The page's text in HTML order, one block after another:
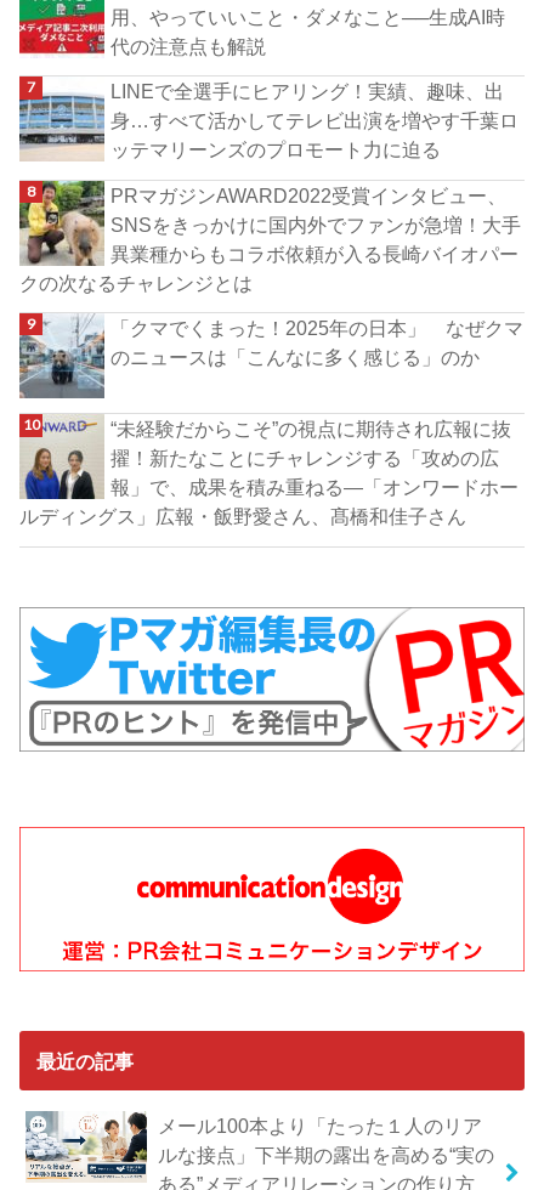
用、やっていいこと・ダメなこと──生成AI時
代の注意点も解説
LINEで全選手にヒアリング！実績、趣味、出
身…すべて活かしてテレビ出演を増やす千葉ロ
ッテマリーンズのプロモート力に迫る
PRマガジンAWARD2022受賞インタビュー、
SNSをきっかけに国内外でファンが急増！大手
異業種からもコラボ依頼が入る長崎バイオパー
クの次なるチャレンジとは
「クマでくまった！2025年の日本」 なぜクマ
のニュースは「こんなに多く感じる」のか
“未経験だからこそ”の視点に期待され広報に抜
擢！新たなことにチャレンジする「攻めの広
報」で、成果を積み重ねる―「オンワードホー
ルディングス」広報・飯野愛さん、髙橋和佳子さん
最近の記事
メール100本より「たった１人のリア
ルな接点」下半期の露出を高める“実の
ある”メディアリレーションの作り方